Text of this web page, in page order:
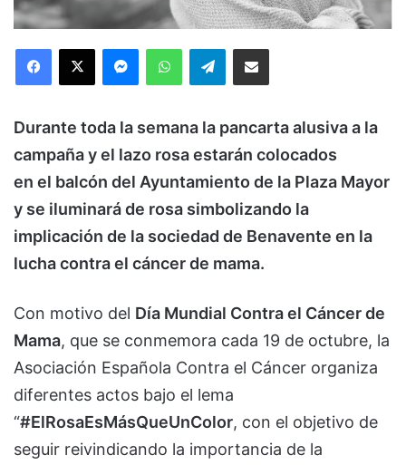
Facebook
X MessengerWhatsAppTelegramCompartir via Email
Durante toda la semana la pancarta alusiva a la
campaña y el lazo rosa estarán colocados
en el balcón del Ayuntamiento de la Plaza Mayor
y se iluminará de rosa simbolizando la
implicación de la sociedad de Benavente en la
lucha contra el cáncer de mama.
Con motivo del Día Mundial Contra el Cáncer de
Mama, que se conmemora cada 19 de octubre, la
Asociación Española Contra el Cáncer organiza
diferentes actos bajo el lema
“#ElRosaEsMásQueUnColor, con el objetivo de
seguir reivindicando la importancia de la